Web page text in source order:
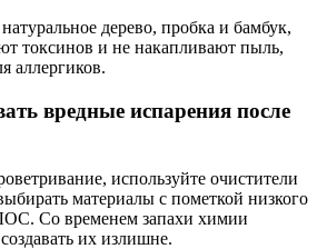
дерево, пробка и бамбук,
токсинов и не накапливают пыль,
аллергиков.
вредные испарения после
используйте очистители
материалы с пометкой низкого
Со временем запахи химии
их излишне.